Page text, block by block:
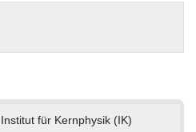
Institut für Kernphysik (IK)